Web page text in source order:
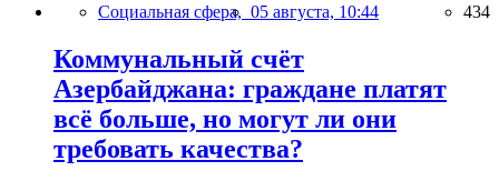
Социальная сфера, 05 августа, 10:44 434
Коммунальный счёт
Азербайджана: граждане платят
всё больше, но могут ли они
требовать качества?